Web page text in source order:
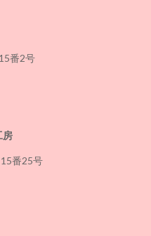
番2号
房
番25号